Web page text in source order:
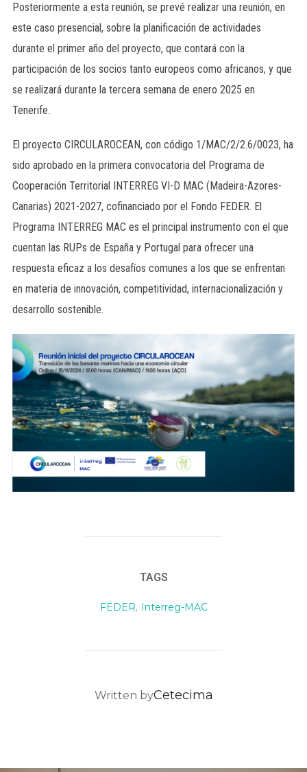
Posteriormente a esta reunión, se prevé realizar una reunión, en
este caso presencial, sobre la planificación de actividades
durante el primer año del proyecto, que contará con la
participación de los socios tanto europeos como africanos, y que
se realizará durante la tercera semana de enero 2025 en
Tenerife.
El proyecto CIRCULAROCEAN, con código 1/MAC/2/2.6/0023, ha
sido aprobado en la primera convocatoria del Programa de
Cooperación Territorial INTERREG VI-D MAC (Madeira-Azores-
Canarias) 2021-2027, cofinanciado por el Fondo FEDER. El
Programa INTERREG MAC es el principal instrumento con el que
cuentan las RUPs de España y Portugal para ofrecer una
respuesta eficaz a los desafíos comunes a los que se enfrentan
en materia de innovación, competitividad, internacionalización y
desarrollo sostenible.
TAGS
FEDER, Interreg-MAC
POST AUTHOR
Written byCetecima